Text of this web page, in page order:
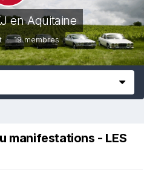
en Aquitaine
· 19 membres
manifestations - LES